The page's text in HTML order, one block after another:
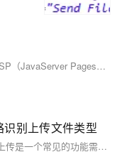
在Spring MVC框架中，前端页面既可以使用JSP（JavaServer Pages）也可以使用HTML，具体使用哪一种或哪几种技术，主要取决于项目的需求、团队的熟悉度以及项目的可维护性等因素。
别上传文件类型
【10月更文挑战第1天】在Web开发中，文件上传是一个常见的功能需求。然而，如何确保上传的文件类型符合预期，防止恶意文件入侵，是开发者必须面对的挑战。本文将围绕“基于Spring Boot 3.3 六种策略识别上传文件类型”这一主题，分享一些工作学习中的技术干货，帮助大家提升文件上传的安全性和效率。